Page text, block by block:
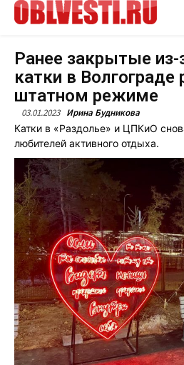
Ранее закрытые из-
катки в Волгограде
штатном режиме
03.01.2023 Ирина Будникова
Катки в «Раздолье» и ЦПКиО
любителей активного отдыха.